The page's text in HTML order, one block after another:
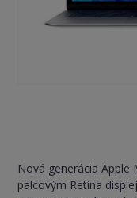
Nová generácia
palcovým Retina